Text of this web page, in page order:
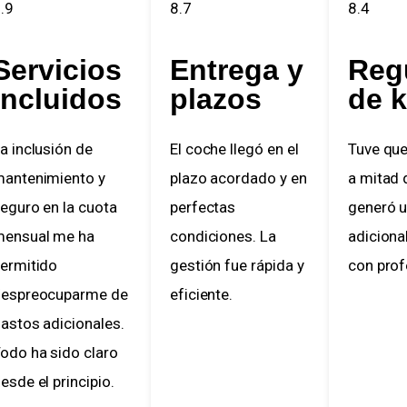
inclusión de
y
en la cuota
me ha
de
adicionales.
ha sido claro
el principio.
8.7
Entrega y
plazos
El coche llegó en el
plazo acordado y en
perfectas
condiciones. La
gestión fue rápida y
eficiente.
8.4
de
Tuve
a mitad
generó
con